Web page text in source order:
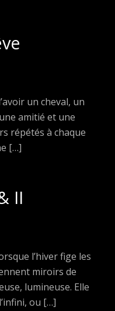
un cheval, un
amitié et une
répétés à chaque
[…]
II
l’hiver fige les
miroirs de
lumineuse. Elle
ou […]